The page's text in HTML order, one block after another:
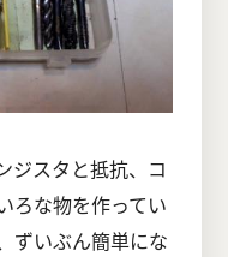
ジスタと抵抗、コ
ろな物を作ってい
ずいぶん簡単にな